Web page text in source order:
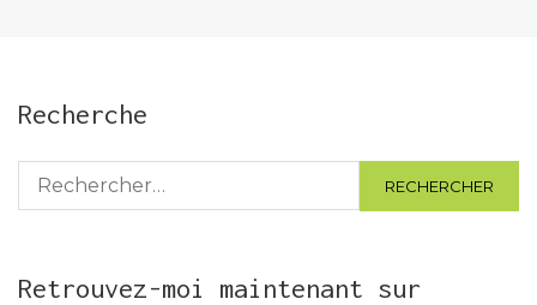
Recherche
Rechercher :
Retrouvez-moi maintenant sur